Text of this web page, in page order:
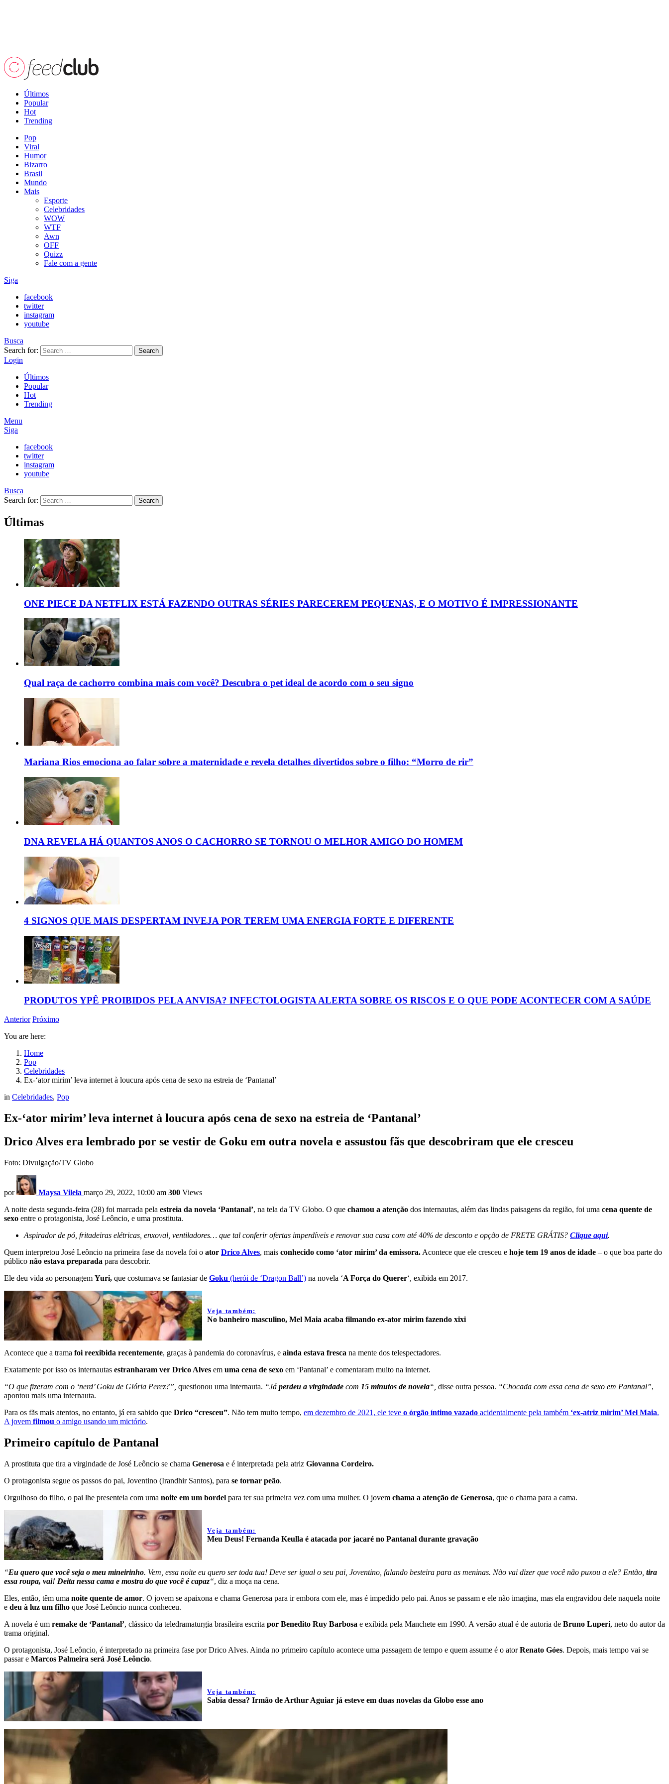
Últimos
Popular
Hot
Trending
Pop
Viral
Humor
Bizarro
Brasil
Mundo
Mais
Esporte
Celebridades
WOW
WTF
Awn
OFF
Quizz
Fale com a gente
Siga
facebook
twitter
instagram
youtube
Busca
Search for:
Search
Login
Últimos
Popular
Hot
Trending
Menu
Siga
facebook
twitter
instagram
youtube
Busca
Search for:
Search
Últimas
ONE PIECE DA NETFLIX ESTÁ FAZENDO OUTRAS SÉRIES PARECEREM PEQUENAS, E O MOTIVO É IMPRESSIONANTE
Qual raça de cachorro combina mais com você? Descubra o pet ideal de acordo com o seu signo
Mariana Rios emociona ao falar sobre a maternidade e revela detalhes divertidos sobre o filho: “Morro de rir”
DNA REVELA HÁ QUANTOS ANOS O CACHORRO SE TORNOU O MELHOR AMIGO DO HOMEM
4 SIGNOS QUE MAIS DESPERTAM INVEJA POR TEREM UMA ENERGIA FORTE E DIFERENTE
PRODUTOS YPÊ PROIBIDOS PELA ANVISA? INFECTOLOGISTA ALERTA SOBRE OS RISCOS E O QUE PODE ACONTECER COM A SAÚDE
Anterior Próximo
You are here:
Home
Pop
Celebridades
Ex-‘ator mirim’ leva internet à loucura após cena de sexo na estreia de ‘Pantanal’
in Celebridades, Pop
Ex-‘ator mirim’ leva internet à loucura após cena de sexo na estreia de ‘Pantanal’
Drico Alves era lembrado por se vestir de Goku em outra novela e assustou fãs que descobriram que ele cresceu
Foto: Divulgação/TV Globo
por Maysa Vilela março 29, 2022, 10:00 am 300 Views
A noite desta segunda-feira (28) foi marcada pela estreia da novela ‘Pantanal’, na tela da TV Globo. O que chamou a atenção dos internautas, além das lindas paisagens da região, foi uma cena quente de
sexo entre o protagonista, José Leôncio, e uma prostituta.
Aspirador de pó, fritadeiras elétricas, enxoval, ventiladores… que tal conferir ofertas imperdíveis e renovar sua casa com até 40% de desconto e opção de FRETE GRÁTIS? Clique aqui.
Quem interpretou José Leôncio na primeira fase da novela foi o ator Drico Alves, mais conhecido como ‘ator mirim’ da emissora. Acontece que ele cresceu e hoje tem 19 anos de idade – o que boa parte do
público não estava preparada para descobrir.
Ele deu vida ao personagem Yuri, que costumava se fantasiar de Goku (herói de ‘Dragon Ball’) na novela ‘A Força do Querer‘, exibida em 2017.
Veja também:
No banheiro masculino, Mel Maia acaba filmando ex-ator mirim fazendo xixi
Acontece que a trama foi reexibida recentemente, graças à pandemia do coronavírus, e ainda estava fresca na mente dos telespectadores.
Exatamente por isso os internautas estranharam ver Drico Alves em uma cena de sexo em ‘Pantanal’ e comentaram muito na internet.
“O que fizeram com o ‘nerd’ Goku de Glória Perez?”, questionou uma internauta. “Já perdeu a virgindade com 15 minutos de novela“, disse outra pessoa. “Chocada com essa cena de sexo em Pantanal”,
apontou mais uma internauta.
Para os fãs mais atentos, no entanto, já era sabido que Drico “cresceu”. Não tem muito tempo, em dezembro de 2021, ele teve o órgão íntimo vazado acidentalmente pela também ‘ex-atriz mirim’ Mel Maia.
A jovem filmou o amigo usando um mictório.
Primeiro capítulo de Pantanal
A prostituta que tira a virgindade de José Leôncio se chama Generosa e é interpretada pela atriz Giovanna Cordeiro.
O protagonista segue os passos do pai, Joventino (Irandhir Santos), para se tornar peão.
Orgulhoso do filho, o pai lhe presenteia com uma noite em um bordel para ter sua primeira vez com uma mulher. O jovem chama a atenção de Generosa, que o chama para a cama.
Veja também:
Meu Deus! Fernanda Keulla é atacada por jacaré no Pantanal durante gravação
“Eu quero que você seja o meu mineirinho. Vem, essa noite eu quero ser toda tua! Deve ser igual o seu pai, Joventino, falando besteira para as meninas. Não vai dizer que você não puxou a ele? Então, tira
essa roupa, vai! Deita nessa cama e mostra do que você é capaz“, diz a moça na cena.
Eles, então, têm uma noite quente de amor. O jovem se apaixona e chama Generosa para ir embora com ele, mas é impedido pelo pai. Anos se passam e ele não imagina, mas ela engravidou dele naquela noite
e deu à luz um filho que José Leôncio nunca conheceu.
A novela é um remake de ‘Pantanal’, clássico da teledramaturgia brasileira escrita por Benedito Ruy Barbosa e exibida pela Manchete em 1990. A versão atual é de autoria de Bruno Luperi, neto do autor da
trama original.
O protagonista, José Leôncio, é interpretado na primeira fase por Drico Alves. Ainda no primeiro capítulo acontece uma passagem de tempo e quem assume é o atorRenato Góes. Depois, mais tempo vai se
passar e Marcos Palmeira será José Leôncio.
Veja também:
Sabia dessa? Irmão de Arthur Aguiar já esteve em duas novelas da Globo esse ano